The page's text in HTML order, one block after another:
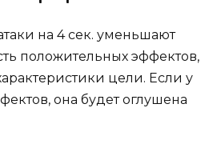
на 4 сек. уменьшают
положительных эффектов,
цели. Если у
она будет оглушена